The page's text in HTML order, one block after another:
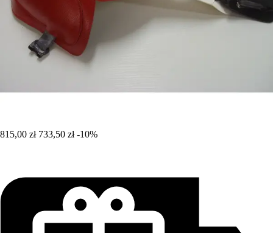
815,00 zł 733,50 zł -10%